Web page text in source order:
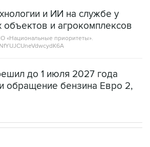
и ИИ на службе у
объектов и агрокомплексов
«Национальные приоритеты».
до 1 июля 2027 года
обращение бензина Евро 2,